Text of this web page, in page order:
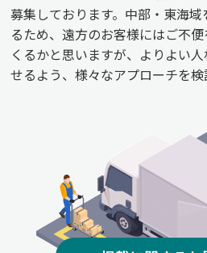
募集しております。中部・東海
るため、遠方のお客様にはご不
くるかと思いますが、よりよい
せるよう、様々なアプローチを検